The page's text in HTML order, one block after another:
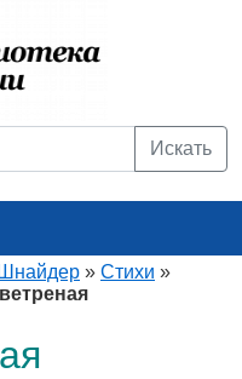
Искать
» Стихи »